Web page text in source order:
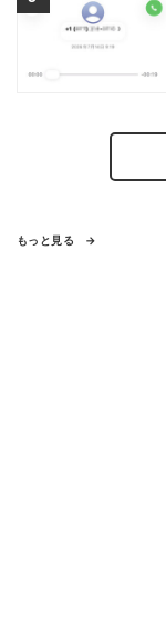
もっと見る